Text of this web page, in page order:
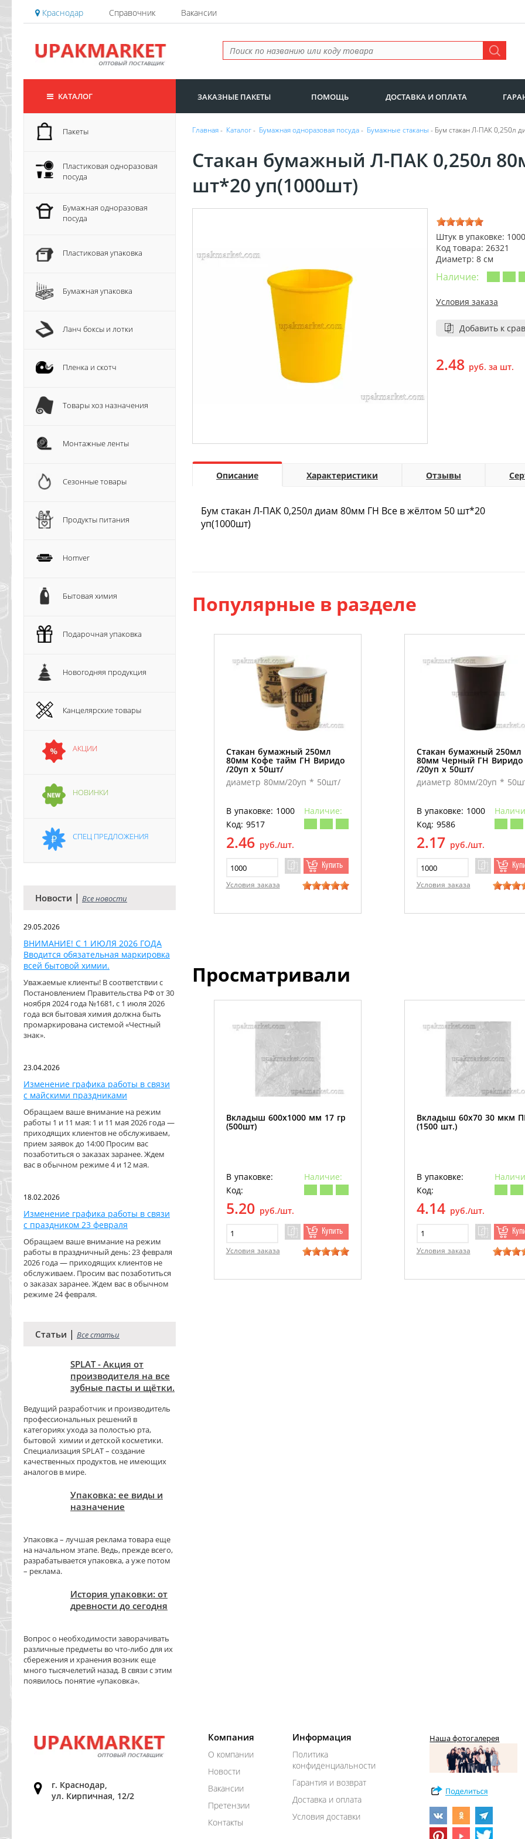
Краснодар Справочник Вакансии
КАТАЛОГ ЗАКАЗНЫЕ ПАКЕТЫ ПОМОЩЬ ДОСТАВКА И ОПЛАТА
Пакеты
Пластиковая одноразовая
посуда
Бумажная одноразовая
посуда
Пластиковая упаковка
Бумажная упаковка
Ланч боксы и лотки
Пленка и скотч
Товары хоз назначения
Монтажные ленты
Сезонные товары
Продукты питания
Homver
Бытовая химия
Подарочная упаковка
Новогодняя продукция
Канцелярские товары
АКЦИИ
НОВИНКИ
СПЕЦ ПРЕДЛОЖЕНИЯ
Новости | Все новости
29.05.2026
ВНИМАНИЕ! С 1 ИЮЛЯ 2026 ГОДА
Вводится обязательная маркировка
всей бытовой химии.
Уважаемые клиенты! В соответствии с
Постановлением Правительства РФ от 30
ноября 2024 года №1681, с 1 июля 2026
года вся бытовая химия должна быть
промаркирована системой «Честный
знак».
23.04.2026
Изменение графика работы в связи
с майскими праздниками
Обращаем ваше внимание на режим
работы 1 и 11 мая: 1 и 11 мая 2026 года —
приходящих клиентов не обслуживаем,
прием заявок до 14:00 Просим вас
позаботиться о заказах заранее. Ждем
вас в обычном режиме 4 и 12 мая.
18.02.2026
Изменение графика работы в связи
с праздником 23 февраля
Обращаем ваше внимание на режим
работы в праздничный день: 23 февраля
2026 года — приходящих клиентов не
обслуживаем. Просим вас позаботиться
о заказах заранее. Ждем вас в обычном
режиме 24 февраля.
Статьи | Все статьи
SPLAT - Акция от
производителя на все
зубные пасты и щётки.
Ведущий разработчик и производитель
профессиональных решений в
категориях ухода за полостью рта,
бытовой химии и детской косметики.
Специализация SPLAT – создание
качественных продуктов, не имеющих
аналогов в мире.
Упаковка: ее виды и
назначение
Упаковка – лучшая реклама товара еще
на начальном этапе. Ведь, прежде всего,
разрабатывается упаковка, а уже потом
– реклама.
История упаковки: от
древности до сегодня
Вопрос о необходимости заворачивать
различные предметы во что-либо для их
сбережения и хранения возник еще
много тысячелетий назад. В связи с этим
появилось понятие «упаковка».
Главная- Каталог- Бумажная одноразовая посуда- Бумажные стаканы - Бум стакан Л-ПАК 0,250л
Стакан бумажный Л-ПАК 0,250л
шт*20 уп(1000шт)
Штук в упаковке: 1000
Код товара: 26321
Диаметр: 8 см
Наличие:
Условия заказа
Добавить к
2.48 руб. за шт.
Описание Характеристики Отзывы
Бум стакан Л-ПАК 0,250л диам 80мм ГН Все в жёлтом 50 шт*20
Популярные в разделе
Стакан бумажный 250мл
80мм Кофе тайм ГН Виридо
/20уп х 50шт/
диаметр 80мм/20уп * 50шт/
В упаковке: 1000
Наличие:
Код: 9517
2.46 руб./шт.
Купить
Условия заказа
Стакан бумажный 250мл
80мм Черный ГН Виридо
/20уп х 50шт/
диаметр 80мм/20уп *
В упаковке: 1000
Код: 9586
2.17 руб./шт.
Условия заказа
Просматривали
Вкладыш 600х1000 мм 17 гр
(500шт)
В упаковке:
Наличие:
Код:
5.20 руб./шт.
Купить
Условия заказа
Вкладыш 60х70 30 мкм
(1500 шт.)
В упаковке:
Код:
4.14 руб./шт.
Условия заказа
г. Краснодар,
ул. Кирпичная, 12/2
Компания
О компании
Новости
Вакансии
Претензии
Контакты
Информация
Политика
конфиденциальности
Гарантия и возврат
Доставка и оплата
Условия доставки
Наша фотогалерея